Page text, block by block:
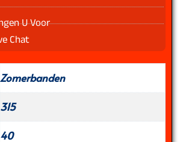
U Voor
Chat
Zomerbanden
315
40